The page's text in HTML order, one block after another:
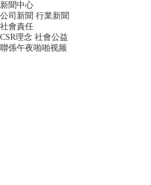
新聞中心
公司新聞 行業新聞
社會責任
CSR理念 社會公益
聯係午夜啪啪视频